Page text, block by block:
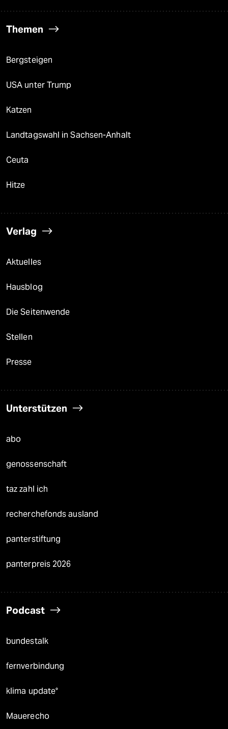
Themen
Bergsteigen
USA unter Trump
Katzen
Landtagswahl in Sachsen-Anhalt
Ceuta
Hitze
Verlag
Aktuelles
Hausblog
Die Seitenwende
Stellen
Presse
Unterstützen
abo
genossenschaft
taz zahl ich
recherchefonds ausland
panterstiftung
panterpreis 2026
Podcast
bundestalk
fernverbindung
klima update°
Mauerecho